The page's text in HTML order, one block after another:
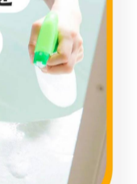
次のページ >
Categories